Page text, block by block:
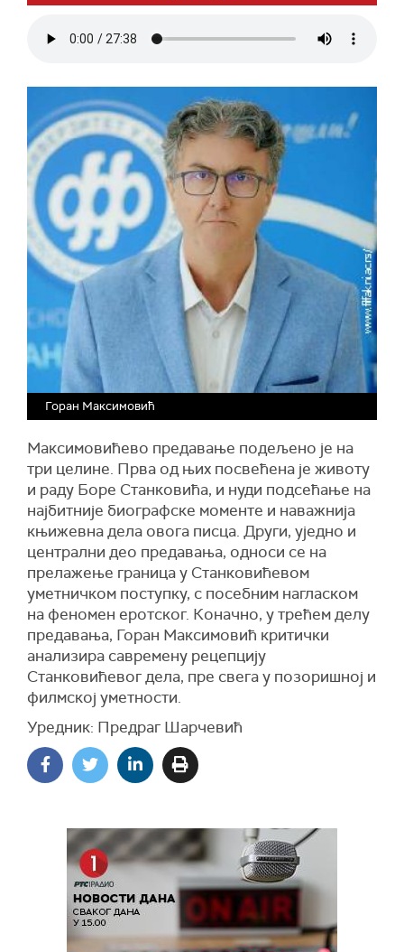
Горан Максимовић
Максимовићево предавање подељено је на
три целине. Прва од њих посвећена је животу
и раду Боре Станковића, и нуди подсећање на
најбитније биографске моменте и наважнија
књижевна дела овога писца. Други, уједно и
централни део предавања, односи се на
прелажење граница у Станковићевом
уметничком поступку, с посебним нагласком
на феномен еротског. Коначно, у трећем делу
предавања, Горан Максимовић критички
анализира савремену рецепцију
Станковићевог дела, пре свега у позоришној и
филмској уметности.
Уредник: Предраг Шарчевић